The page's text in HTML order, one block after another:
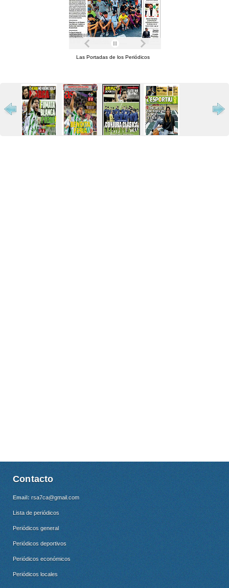
Las Portadas de los Periódicos
Contacto
Email: rsa7ca@gmail.com
Lista de periódicos
Periódicos general
Periódicos deportivos
Periódicos económicos
Periódicos locales